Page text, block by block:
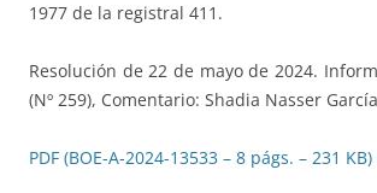
1977 de la registral 411.
Resolución de 22 de mayo de 2024.
(Nº 259), Comentario: Shadia Nasser
PDF (BOE-A-2024-13533 – 8 págs. – 231 KB)